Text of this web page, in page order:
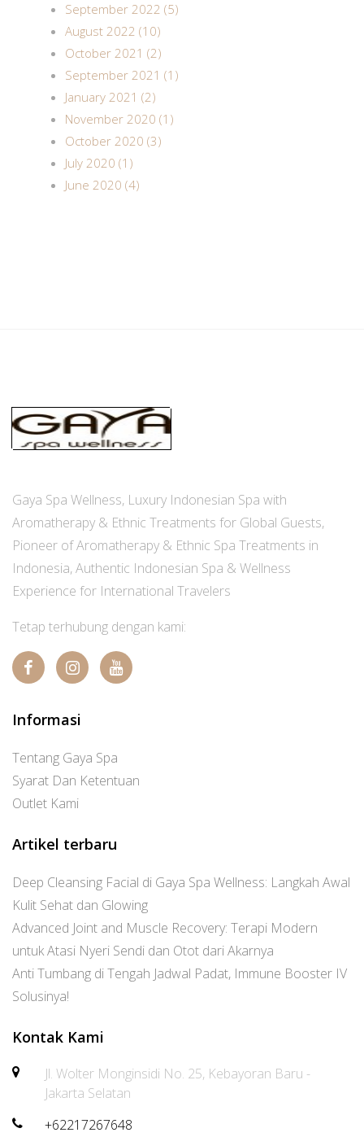
September 2022 (5)
August 2022 (10)
October 2021 (2)
September 2021 (1)
January 2021 (2)
November 2020 (1)
October 2020 (3)
July 2020 (1)
June 2020 (4)
Gaya Spa Wellness, Luxury Indonesian Spa with
Aromatherapy & Ethnic Treatments for Global Guests,
Pioneer of Aromatherapy & Ethnic Spa Treatments in
Indonesia, Authentic Indonesian Spa & Wellness
Experience for International Travelers
Tetap terhubung dengan kami:
Informasi
Tentang Gaya Spa
Syarat Dan Ketentuan
Outlet Kami
Artikel terbaru
Deep Cleansing Facial di Gaya Spa Wellness: Langkah Awal
Kulit Sehat dan Glowing
Advanced Joint and Muscle Recovery: Terapi Modern
untuk Atasi Nyeri Sendi dan Otot dari Akarnya
Anti Tumbang di Tengah Jadwal Padat, Immune Booster IV
Solusinya!
Kontak Kami
Jl. Wolter Monginsidi No. 25, Kebayoran Baru -
Jakarta Selatan
+62217267648